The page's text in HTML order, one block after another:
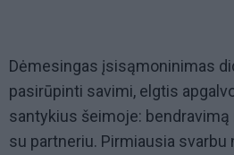
Dėmesingas įsisąmoninimas
pasirūpinti savimi, elgtis
santykius šeimoje: bendravimą
su partneriu. Pirmiausia svarbu